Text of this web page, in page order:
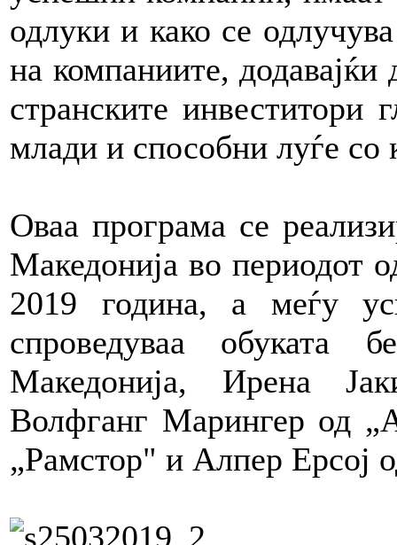
одлуки и како се
на компаниите, додавајќи
странските инвеститори
млади и способни луѓе со
Оваа програма се
Македонија во периодот
2019 година, а меѓу
спроведуваа
Македонија, Ирена
Волфганг Марингер од
„Рамстор" и Алпер Ерсој